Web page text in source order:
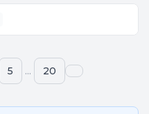
5 ... 20